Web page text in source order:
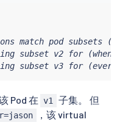
match pod subsets
subset v2 for (when
subset v3 for
Pod 在 v1
子集。 但
，该 virtual